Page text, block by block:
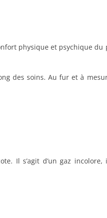
physique et psychique
des soins. Au fur et à
Il s’agit d’un gaz